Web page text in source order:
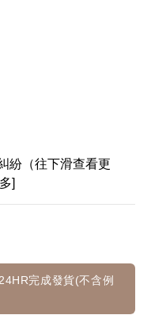
紛（往下滑查看更
]
完成發貨(不含例